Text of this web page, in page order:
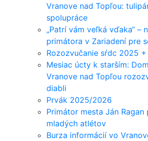
Vranove nad Topľou:
spolupráce
„Patrí vám veľká vďaka“ –
primátora v Zariadení pre
Rozozvučanie sŕdc 2025
Mesiac úcty k starším:
Vranove nad Topľou
diabli
Prvák 2025/2026
Primátor mesta Ján Ragan
mladých atlétov
Burza informácií vo